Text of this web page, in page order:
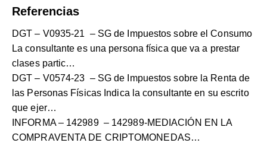
Referencias
DGT – V0935-21 – SG de Impuestos sobre el Consumo
La consultante es una persona física que va a prestar
clases partic…
DGT – V0574-23 – SG de Impuestos sobre la Renta de
las Personas Físicas Indica la consultante en su escrito
que ejer…
INFORMA – 142989 – 142989-MEDIACIÓN EN LA
COMPRAVENTA DE CRIPTOMONEDAS…